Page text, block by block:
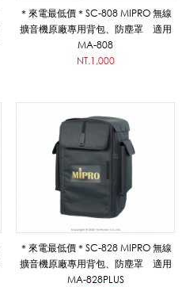
＊來電最低價＊SC-808 MIPRO 無線
擴音機原廠專用背包、防塵罩 適用
MA-808
NT.1,000
＊來電最低價＊SC-828 MIPRO 無線
擴音機原廠專用背包、防塵罩 適用
MA-828PLUS